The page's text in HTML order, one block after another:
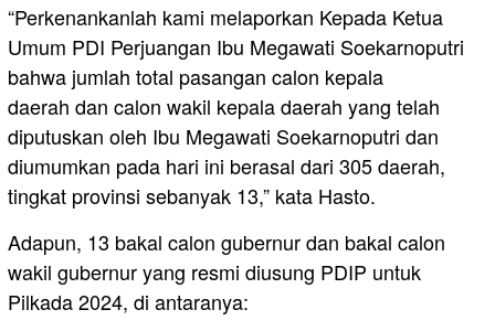
“Perkenankanlah kami melaporkan Kepada Ketua
Umum PDI Perjuangan Ibu Megawati Soekarnoputri
bahwa jumlah total pasangan calon kepala
daerah dan calon wakil kepala daerah yang telah
diputuskan oleh Ibu Megawati Soekarnoputri dan
diumumkan pada hari ini berasal dari 305 daerah,
tingkat provinsi sebanyak 13,” kata Hasto.
Adapun, 13 bakal calon gubernur dan bakal calon
wakil gubernur yang resmi diusung PDIP untuk
Pilkada 2024, di antaranya: